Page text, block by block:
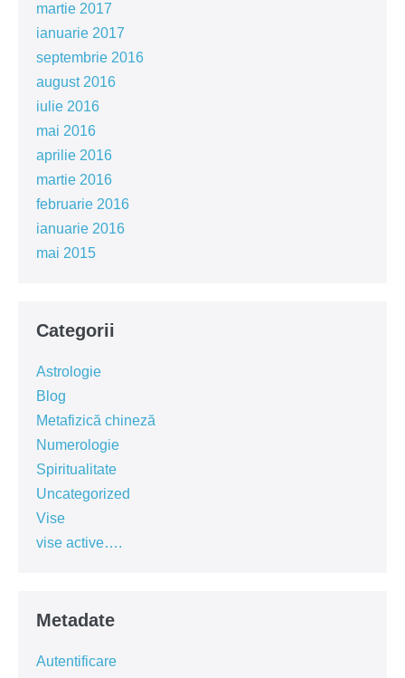
martie 2017
ianuarie 2017
septembrie 2016
august 2016
iulie 2016
mai 2016
aprilie 2016
martie 2016
februarie 2016
ianuarie 2016
mai 2015
Categorii
Astrologie
Blog
Metafizică chineză
Numerologie
Spiritualitate
Uncategorized
Vise
vise active….
Metadate
Autentificare